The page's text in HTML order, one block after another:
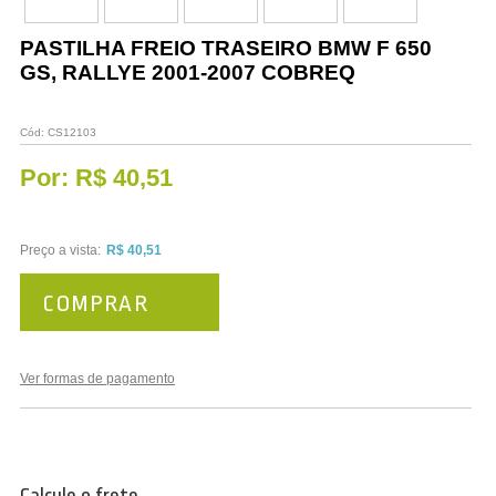
Promoções
PASTILHA FREIO TRASEIRO BMW F 650
GS, RALLYE 2001-2007 COBREQ
Cód: CS12103
Por: R$ 40,51
Preço a vista: R$ 40,51
Ver formas de pagamento
COMPRAR